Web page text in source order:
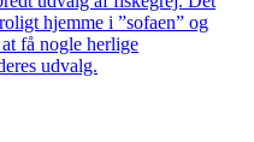
hjemme i ”sofaen” og
få nogle herlige
udvalg.